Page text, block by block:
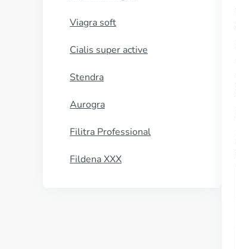
Viagra soft
Cialis super active
Stendra
Aurogra
Filitra Professional
Fildena XXX